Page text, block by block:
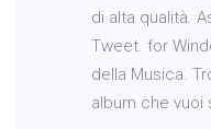
di alta qualità.
Tweet. for
della Musica.
album che vuoi